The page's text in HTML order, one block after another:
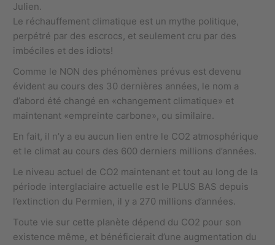
Julien.
Le réchauffement climatique est un mythe politique,
perpétré par des escrocs, et seulement cru par des
imbéciles et des idiots!
Comme le NON des phénomènes prévus est devenu
évident au cours des 30 dernières années, le nom a
d’abord été changé en «changement climatique» et
maintenant «empreinte carbone», ou similaire.
En fait, il n’y a eu aucun lien entre le CO2 atmosphérique
et le climat au cours des 600 derniers millions d’années.
Le niveau actuel de CO2 maintenant et tout au long de la
période interglaciaire actuelle est le PLUS BAS depuis
l’extinction du Permien, il y a 270 millions d’années.
Toute vie sur cette planète dépend du CO2 pour son
existence même, et bénéficierait d’une augmentation du